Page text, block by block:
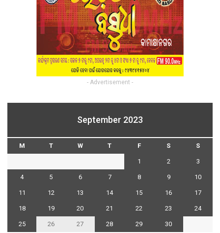
- Advertisement -
September 2023
M T W T F S S
1 2 3
4 5 6 7 8 9 10
11 12 13 14 15 16 17
18 19 20 21 22 23 24
25 26 27 28 29
30